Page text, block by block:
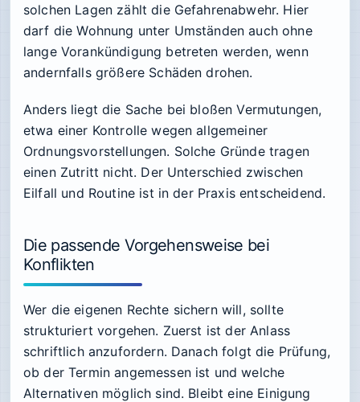
solchen Lagen zählt die Gefahrenabwehr. Hier
darf die Wohnung unter Umständen auch ohne
lange Vorankündigung betreten werden, wenn
andernfalls größere Schäden drohen.
Anders liegt die Sache bei bloßen Vermutungen,
etwa einer Kontrolle wegen allgemeiner
Ordnungsvorstellungen. Solche Gründe tragen
einen Zutritt nicht. Der Unterschied zwischen
Eilfall und Routine ist in der Praxis entscheidend.
Die passende Vorgehensweise bei
Konflikten
Wer die eigenen Rechte sichern will, sollte
strukturiert vorgehen. Zuerst ist der Anlass
schriftlich anzufordern. Danach folgt die Prüfung,
ob der Termin angemessen ist und welche
Alternativen möglich sind. Bleibt eine Einigung